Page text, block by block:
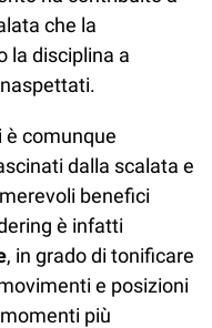
che la
la disciplina a
è comunque
dalla scalata e
benefici
è infatti
, in grado di tonificare
e posizioni
più